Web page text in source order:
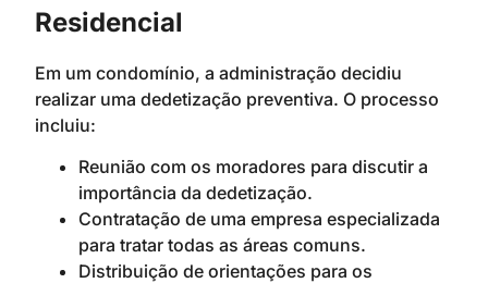
Residencial
Em um condomínio, a administração decidiu
realizar uma dedetização preventiva. O processo
incluiu:
Reunião com os moradores para discutir a
importância da dedetização.
Contratação de uma empresa especializada
para tratar todas as áreas comuns.
Distribuição de orientações para os